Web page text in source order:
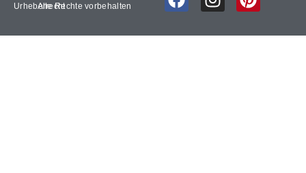
Urheberrecht
Alle Rechte vorbehalten